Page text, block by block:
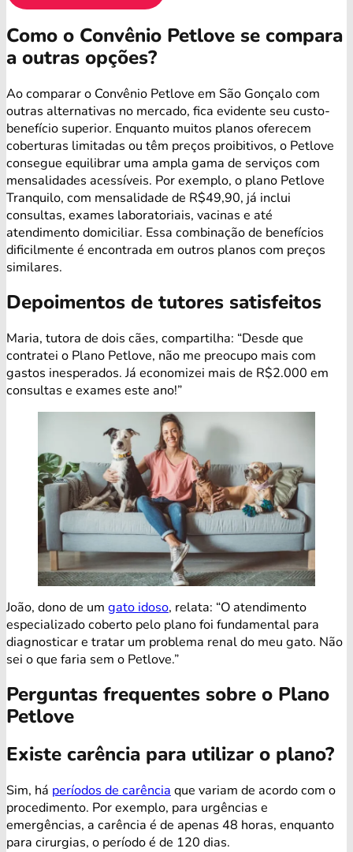
Como o Convênio Petlove se compara
a outras opções?
Ao comparar o Convênio Petlove em São Gonçalo com
outras alternativas no mercado, fica evidente seu custo-
benefício superior. Enquanto muitos planos oferecem
coberturas limitadas ou têm preços proibitivos, o Petlove
consegue equilibrar uma ampla gama de serviços com
mensalidades acessíveis. Por exemplo, o plano Petlove
Tranquilo, com mensalidade de R$49,90, já inclui
consultas, exames laboratoriais, vacinas e até
atendimento domiciliar. Essa combinação de benefícios
dificilmente é encontrada em outros planos com preços
similares.
Depoimentos de tutores satisfeitos
Maria, tutora de dois cães, compartilha: “Desde que
contratei o Plano Petlove, não me preocupo mais com
gastos inesperados. Já economizei mais de R$2.000 em
consultas e exames este ano!”
João, dono de um gato idoso, relata: “O atendimento
especializado coberto pelo plano foi fundamental para
diagnosticar e tratar um problema renal do meu gato. Não
sei o que faria sem o Petlove.”
Perguntas frequentes sobre o Plano
Petlove
Existe carência para utilizar o plano?
Sim, há períodos de carência que variam de acordo com o
procedimento. Por exemplo, para urgências e
emergências, a carência é de apenas 48 horas, enquanto
para cirurgias, o período é de 120 dias.